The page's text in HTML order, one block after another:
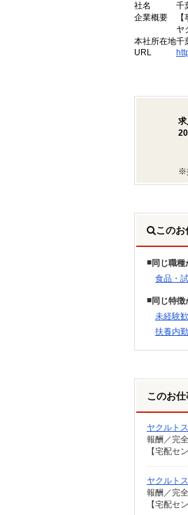
社名
千
企業概要
ヤ
本社所在地千
URL
求
※
この
同じ職
食品・
同じ特
未経験
扶養内
このお
ヤクルト
【宅配セ
ヤクルト
【宅配セ